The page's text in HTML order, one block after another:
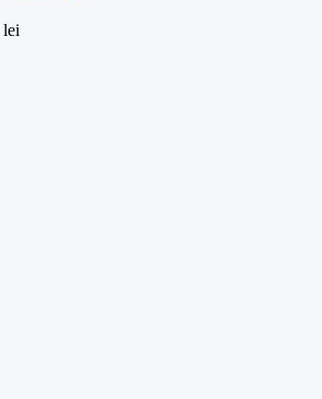
lei